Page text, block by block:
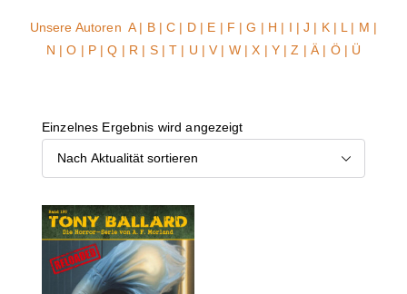
Unsere AutorenA| B|C | D| E | F |G | H | I |J | K| L | M |
N |O | P|Q | R | S|T | U | V | W| X | Y | Z | Ä | Ö | Ü
Einzelnes Ergebnis wird angezeigt